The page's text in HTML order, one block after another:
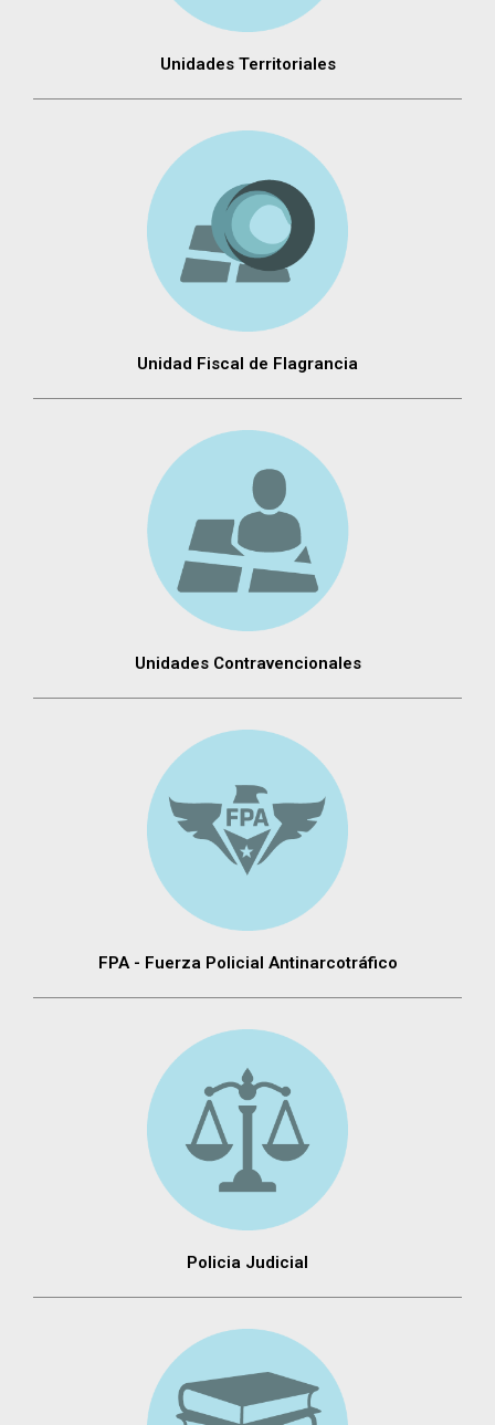
Unidades Territoriales
Unidad Fiscal de Flagrancia
Unidades Contravencionales
FPA - Fuerza Policial Antinarcotráfico
Policia Judicial